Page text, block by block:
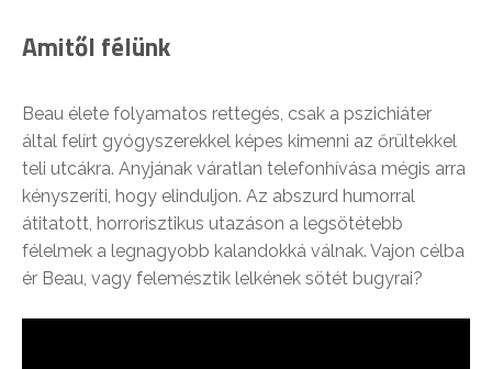
Amitől félünk
Beau élete folyamatos rettegés, csak a pszichiáter
által felírt gyógyszerekkel képes kimenni az őrültekkel
teli utcákra. Anyjának váratlan telefonhívása mégis arra
kényszeríti, hogy elinduljon. Az abszurd humorral
átitatott, horrorisztikus utazáson a legsötétebb
félelmek a legnagyobb kalandokká válnak. Vajon célba
ér Beau, vagy felemésztik lelkének sötét bugyrai?